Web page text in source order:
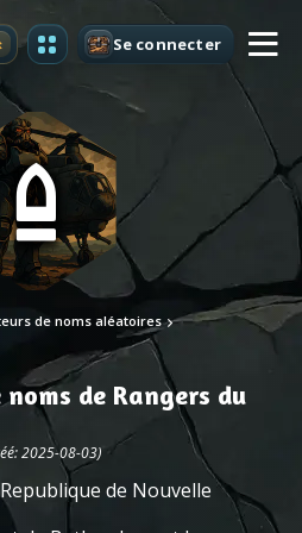
Se connecter
de noms aléatoires
de Rangers du
2025-08-03)
de Nouvelle